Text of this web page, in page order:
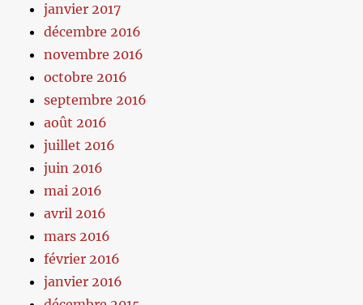
janvier 2017
décembre 2016
novembre 2016
octobre 2016
septembre 2016
août 2016
juillet 2016
juin 2016
mai 2016
avril 2016
mars 2016
février 2016
janvier 2016